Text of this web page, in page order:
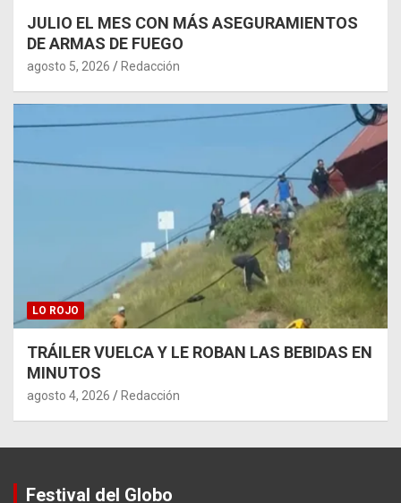
JULIO EL MES CON MÁS ASEGURAMIENTOS
DE ARMAS DE FUEGO
agosto 5, 2026 Redacción
LO ROJO
TRÁILER VUELCA Y LE ROBAN LAS BEBIDAS EN
MINUTOS
agosto 4, 2026 Redacción
Festival del Globo